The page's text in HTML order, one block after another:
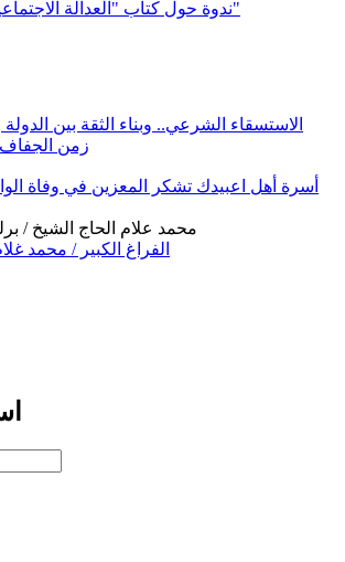
ندوة حول كتاب "العدالة الاجتماعية في الإسلام"
الاستسقاء الشرعي.. وبناء الثقة بين
زمن
أسرة أهل اعبيدك تشكر المعزين في وفاة
الفراغ الكبير / محمد